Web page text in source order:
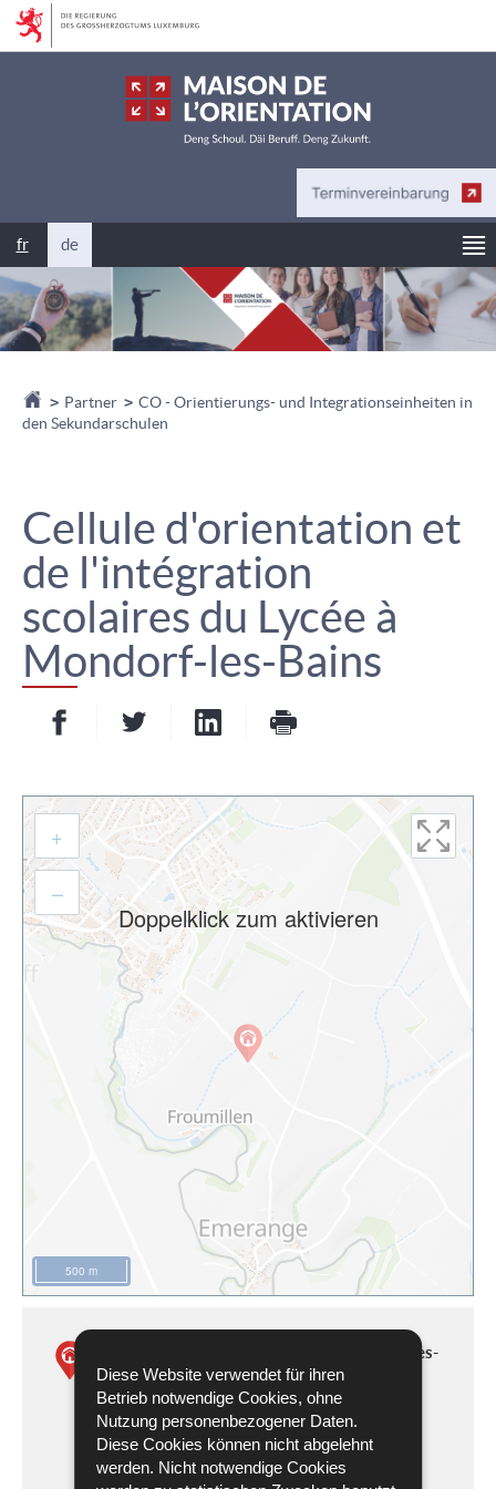
Diese Website verwendet für ihren
Betrieb notwendige Cookies, ohne
Nutzung personenbezogener Daten.
Diese Cookies können nicht abgelehnt
werden. Nicht notwendige Cookies
Zur
Navigation
Zum
Inhalt
Changer
de
langue
fr de
Startseite
> Partner > CO - Orientierungs- und Integrationseinheiten in
den Sekundarschulen
Cellule d'orientation et
de l'intégration
scolaires du Lycée à
Mondorf-les-Bains
Partager sur Facebook - nouvelle fenêtre
Partager sur Twitter- nouvelle fenêtre
Partager sur LinkedIn
Imprimer
Auf
Adresse
gehen
Doppelklick zum aktivieren
+
–
500 m
COI de l'École Internationale de Mondorf-les-
Bains
2 Route de Burmerange
5659Mondorf-les-Bains
Luxembourg